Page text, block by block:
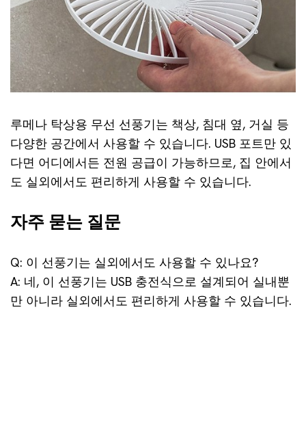
루메나 탁상용 무선 선풍기는 책상, 침대 옆, 거실 등
다양한 공간에서 사용할 수 있습니다. USB 포트만 있
다면 어디에서든 전원 공급이 가능하므로, 집 안에서
도 실외에서도 편리하게 사용할 수 있습니다.
자주 묻는 질문
Q: 이 선풍기는 실외에서도 사용할 수 있나요?
A: 네, 이 선풍기는 USB 충전식으로 설계되어 실내뿐
만 아니라 실외에서도 편리하게 사용할 수 있습니다.